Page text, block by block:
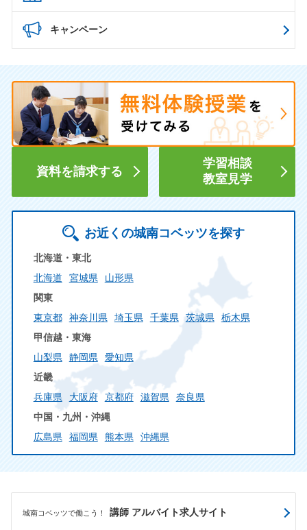
キャンペーン
資料を請求する
学習相談
教室見学
お近くの城南コベッツを探す
北海道・東北
北海道
宮城県
山形県
関東
東京都
神奈川県 埼玉県 千葉県 茨城県
栃木県
甲信越・東海
山梨県
静岡県
愛知県
近畿
兵庫県
大阪府 京都府 滋賀県
奈良県
中国・九州・沖縄
広島県
福岡県 熊本県 沖縄県
城南コベッツで働こう！ 講師 アルバイト求人サイト